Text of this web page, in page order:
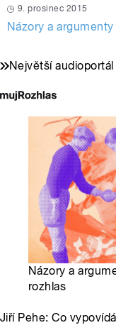
9. prosinec 2015
Názory a argumenty
Největší
Názory a
rozhlas
Jiří Pehe: Co